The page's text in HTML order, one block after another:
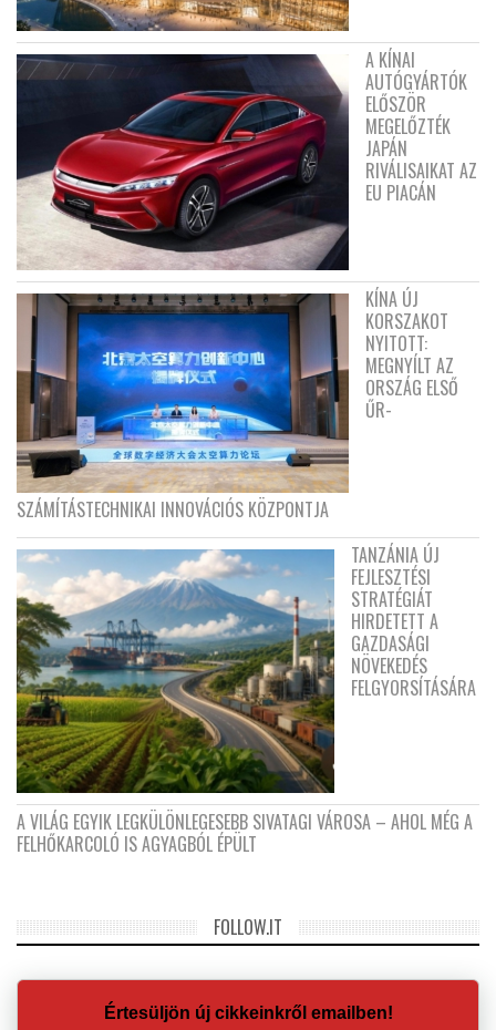
A KÍNAI
AUTÓGYÁRTÓK
ELŐSZÖR
MEGELŐZTÉK
JAPÁN
RIVÁLISAIKAT AZ
EU PIACÁN
KÍNA ÚJ
KORSZAKOT
NYITOTT:
MEGNYÍLT AZ
ORSZÁG ELSŐ
ŰR-
SZÁMÍTÁSTECHNIKAI INNOVÁCIÓS KÖZPONTJA
TANZÁNIA ÚJ
FEJLESZTÉSI
STRATÉGIÁT
HIRDETETT A
GAZDASÁGI
NÖVEKEDÉS
FELGYORSÍTÁSÁRA
A VILÁG EGYIK LEGKÜLÖNLEGESEBB SIVATAGI VÁROSA – AHOL MÉG A
FELHŐKARCOLÓ IS AGYAGBÓL ÉPÜLT
FOLLOW.IT
Értesüljön új cikkeinkről emailben!